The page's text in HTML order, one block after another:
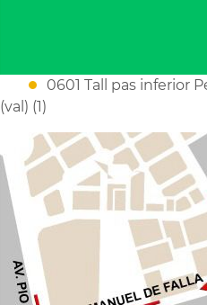
0601 Tall pas inferior
(val) (1)